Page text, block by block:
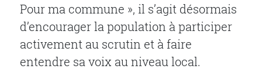
Pour ma commune », il s’agit désormais
d’encourager la population à participer
activement au scrutin et à faire
entendre sa voix au niveau local.